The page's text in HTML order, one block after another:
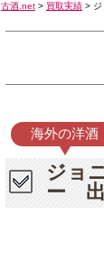
古酒.net > 買取実績 >
海外の洋酒
ジョ
ー 出